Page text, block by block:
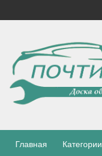
Главная Категории